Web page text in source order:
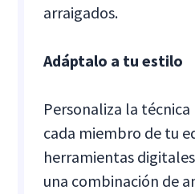
arraigados.
Adáptalo a tu estilo
Personaliza la
cada miembro de tu
herramientas
una combinación de